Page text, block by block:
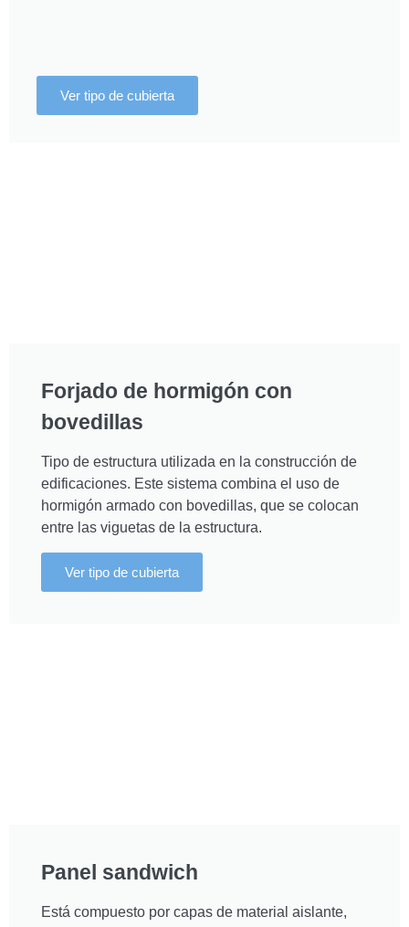
Ver tipo de cubierta
Forjado de hormigón con
bovedillas
Tipo de estructura utilizada en la construcción de
edificaciones. Este sistema combina el uso de
hormigón armado con bovedillas, que se colocan
entre las viguetas de la estructura.
Ver tipo de cubierta
Panel sandwich
Está compuesto por capas de material aislante,